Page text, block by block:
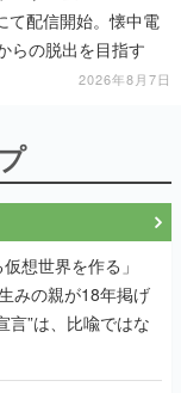
て配信開始。懐中電
らの脱出を目指す
2026年8月7日
想世界を作る」
みの親が18年掲げ
言”は、比喩ではな